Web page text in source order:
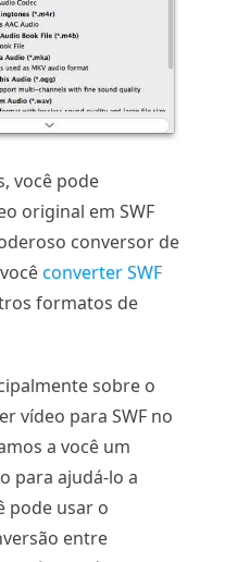
você pode
original em SWF
conversor de
converter SWF
formatos de
sobre o
vídeo para SWF no
a você um
para ajudá-lo a
pode usar o
entre